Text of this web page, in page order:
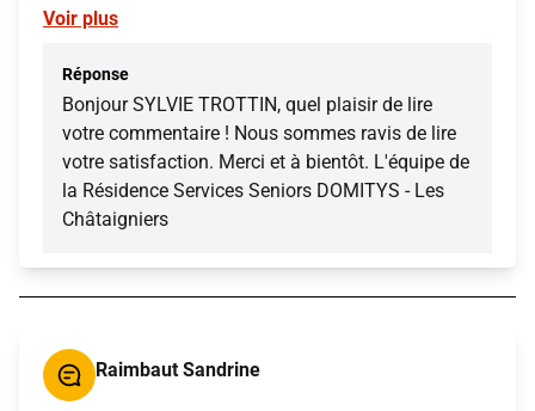
Voir plus
Réponse
Bonjour SYLVIE TROTTIN, quel plaisir de lire
votre commentaire ! Nous sommes ravis de lire
votre satisfaction. Merci et à bientôt. L'équipe de
la Résidence Services Seniors DOMITYS - Les
Châtaigniers
Raimbaut Sandrine